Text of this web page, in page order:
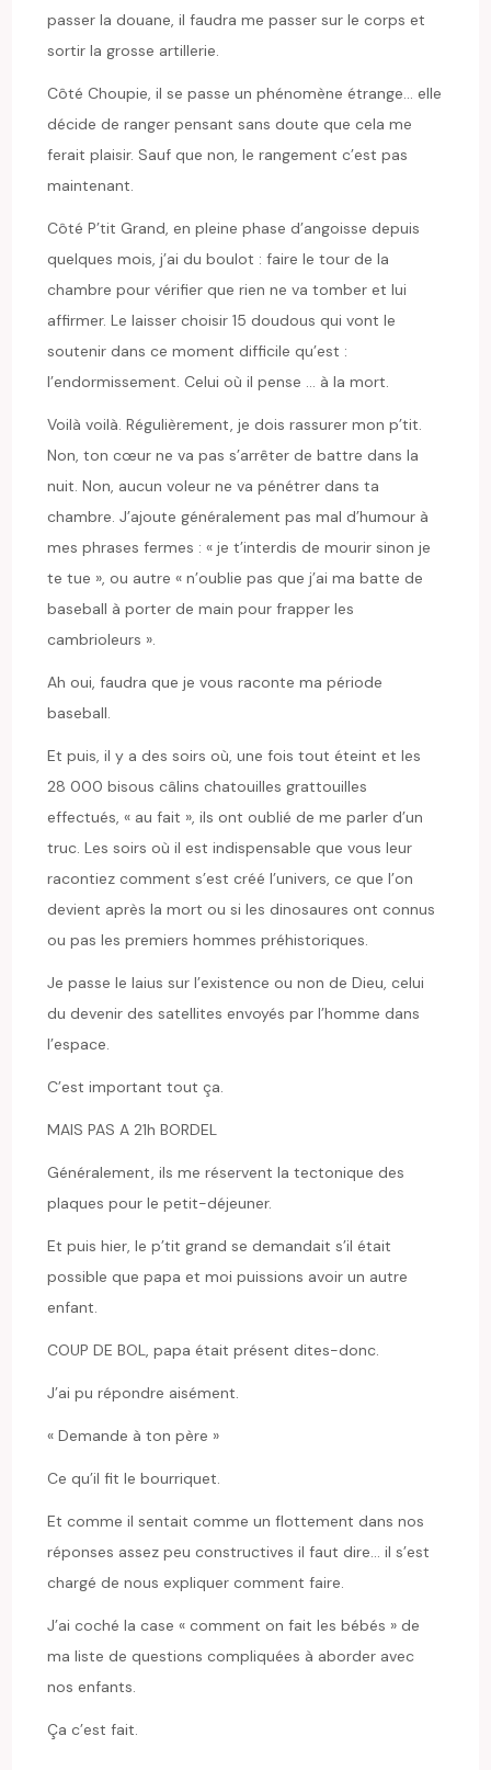
passer la douane, il faudra me passer sur le corps et
sortir la grosse artillerie.
Côté Choupie, il se passe un phénomène étrange… elle
décide de ranger pensant sans doute que cela me
ferait plaisir. Sauf que non, le rangement c’est pas
maintenant.
Côté P’tit Grand, en pleine phase d’angoisse depuis
quelques mois, j’ai du boulot : faire le tour de la
chambre pour vérifier que rien ne va tomber et lui
affirmer. Le laisser choisir 15 doudous qui vont le
soutenir dans ce moment difficile qu’est :
l’endormissement. Celui où il pense … à la mort.
Voilà voilà. Régulièrement, je dois rassurer mon p’tit.
Non, ton cœur ne va pas s’arrêter de battre dans la
nuit. Non, aucun voleur ne va pénétrer dans ta
chambre. J’ajoute généralement pas mal d’humour à
mes phrases fermes : « je t’interdis de mourir sinon je
te tue », ou autre « n’oublie pas que j’ai ma batte de
baseball à porter de main pour frapper les
cambrioleurs ».
Ah oui, faudra que je vous raconte ma période
baseball.
Et puis, il y a des soirs où, une fois tout éteint et les
28 000 bisous câlins chatouilles grattouilles
effectués, « au fait », ils ont oublié de me parler d’un
truc. Les soirs où il est indispensable que vous leur
racontiez comment s’est créé l’univers, ce que l’on
devient après la mort ou si les dinosaures ont connus
ou pas les premiers hommes préhistoriques.
Je passe le laius sur l’existence ou non de Dieu, celui
du devenir des satellites envoyés par l’homme dans
l’espace.
C’est important tout ça.
MAIS PAS A 21h BORDEL
Généralement, ils me réservent la tectonique des
plaques pour le petit-déjeuner.
Et puis hier, le p’tit grand se demandait s’il était
possible que papa et moi puissions avoir un autre
enfant.
COUP DE BOL, papa était présent dites-donc.
J’ai pu répondre aisément.
« Demande à ton père »
Ce qu’il fit le bourriquet.
Et comme il sentait comme un flottement dans nos
réponses assez peu constructives il faut dire… il s’est
chargé de nous expliquer comment faire.
J’ai coché la case « comment on fait les bébés » de
ma liste de questions compliquées à aborder avec
nos enfants.
Ça c’est fait.